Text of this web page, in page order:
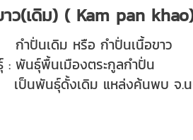
ว(เดิม) ( Kam pan
นเดิม หรือ กำปั่นเนื้อขาว
: พันธุ์พื้นเมืองตระกูลกำปั่น
พันธุ์ดั้งเดิม แหล่งค้นพบ จ.น